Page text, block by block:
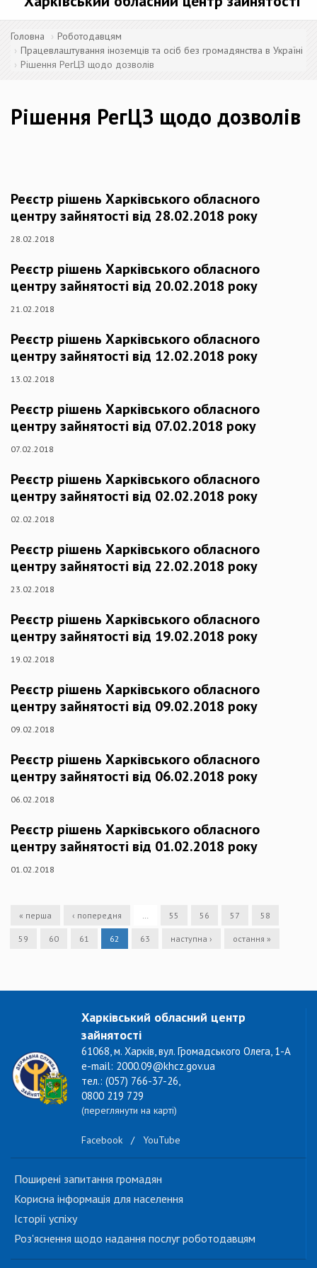
Головна
Роботодавцям
Працевлаштування іноземців та осіб без громадянства в Україні
Рішення РегЦЗ щодо дозволів
Рішення РегЦЗ щодо дозволів
Реєстр рішень Харківського обласного
центру зайнятості від 28.02.2018 року
28.02.2018
Реєстр рішень Харківського обласного
центру зайнятості від 20.02.2018 року
21.02.2018
Реєстр рішень Харківського обласного
центру зайнятості від 12.02.2018 року
13.02.2018
Реєстр рішень Харківського обласного
центру зайнятості від 07.02.2018 року
07.02.2018
Реєстр рішень Харківського обласного
центру зайнятості від 02.02.2018 року
02.02.2018
Реєстр рішень Харківського обласного
центру зайнятості від 22.02.2018 року
23.02.2018
Реєстр рішень Харківського обласного
центру зайнятості від 19.02.2018 року
19.02.2018
Реєстр рішень Харківського обласного
центру зайнятості від 09.02.2018 року
09.02.2018
Реєстр рішень Харківського обласного
центру зайнятості від 06.02.2018 року
06.02.2018
Реєстр рішень Харківського обласного
центру зайнятості від 01.02.2018 року
01.02.2018
« перша ‹ попередня … 55 56 57 58
59 60 61 62 63 наступна › остання »
Харківський обласний центр
зайнятості
61068, м. Харків, вул. Громадського Олега, 1-А
e-mail: 2000.09@khcz.gov.ua
тел.: (057) 766-37-26,
0800 219 729
(переглянути на карті)
Facebook / YouTube
Поширені запитання громадян
Корисна інформація для населення
Історії успіху
Роз'яснення щодо надання послуг роботодавцям